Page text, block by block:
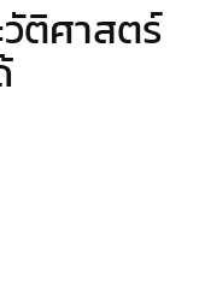
วัติศาสตร์